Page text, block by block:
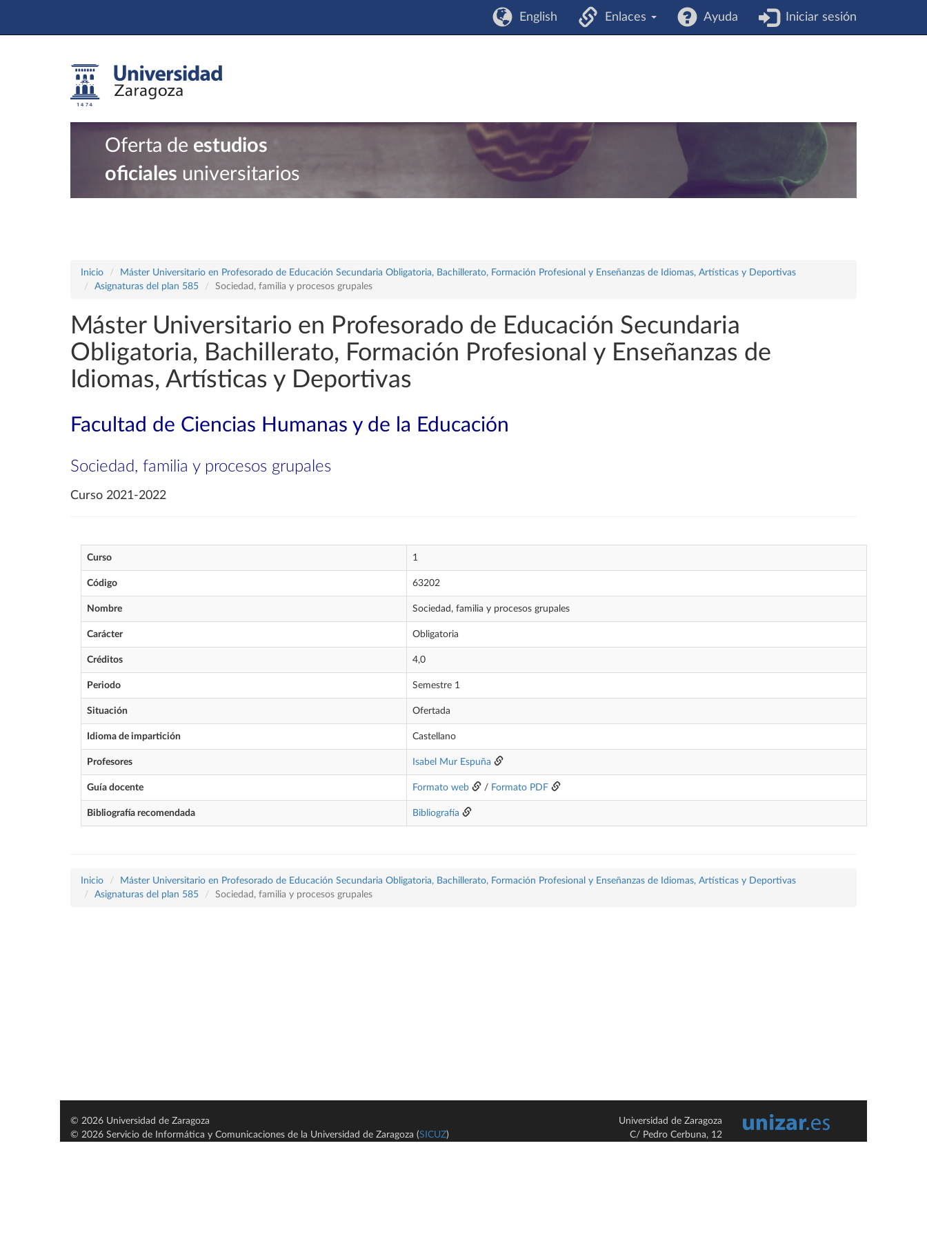
English Enlaces Ayuda Iniciar sesión
Oferta de estudios
oficiales universitarios
Inicio
Máster Universitario en Profesorado de Educación Secundaria Obligatoria, Bachillerato, Formación Profesional y Enseñanzas de Idiomas, Artísticas y Deportivas
Asignaturas del plan 585
Sociedad, familia y procesos grupales
Máster Universitario en Profesorado de Educación Secundaria
Obligatoria, Bachillerato, Formación Profesional y Enseñanzas de
Idiomas, Artísticas y Deportivas
Facultad de Ciencias Humanas y de la Educación
Sociedad, familia y procesos grupales
Curso 2021-2022
Curso 1
Código 63202
Nombre Sociedad, familia y procesos grupales
Carácter Obligatoria
Créditos 4,0
Periodo Semestre 1
Situación Ofertada
Idioma de impartición Castellano
Profesores Isabel Mur Espuña
Guía docente Formato web / Formato PDF
Bibliografía recomendada Bibliografía
Inicio
Máster Universitario en Profesorado de Educación Secundaria Obligatoria, Bachillerato, Formación Profesional y Enseñanzas de Idiomas, Artísticas y Deportivas
Asignaturas del plan 585
Sociedad, familia y procesos grupales
© 2026 Universidad de Zaragoza
© 2026 Servicio de Informática y Comunicaciones de la Universidad de Zaragoza (SICUZ)
Universidad de Zaragoza
C/ Pedro Cerbuna, 12